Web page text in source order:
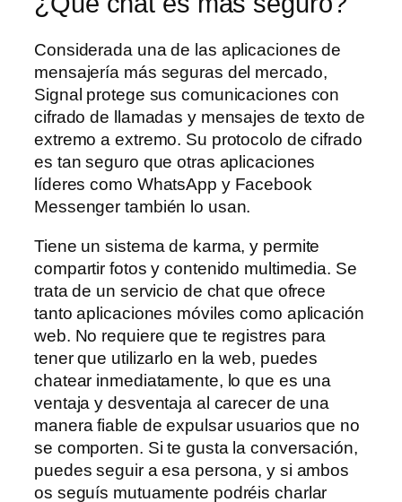
Considerada una de las aplicaciones de
mensajería más seguras del mercado,
Signal protege sus comunicaciones con
cifrado de llamadas y mensajes de texto de
extremo a extremo. Su protocolo de cifrado
es tan seguro que otras aplicaciones
líderes como WhatsApp y Facebook
Messenger también lo usan.
Tiene un sistema de karma, y permite
compartir fotos y contenido multimedia. Se
trata de un servicio de chat que ofrece
tanto aplicaciones móviles como aplicación
web. No requiere que te registres para
tener que utilizarlo en la web, puedes
chatear inmediatamente, lo que es una
ventaja y desventaja al carecer de una
manera fiable de expulsar usuarios que no
se comporten. Si te gusta la conversación,
puedes seguir a esa persona, y si ambos
os seguís mutuamente podréis charlar